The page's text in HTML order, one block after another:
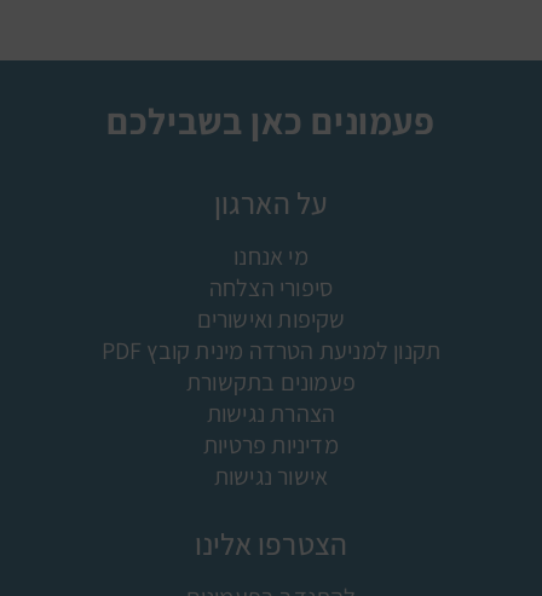
פעמונים כאן בשבילכם
על הארגון
מי אנחנו
סיפורי הצלחה
שקיפות ואישורים
תקנון למניעת הטרדה מינית קובץ PDF
פעמונים בתקשורת
הצהרת נגישות
מדיניות פרטיות
אישור נגישות
הצטרפו אלינו